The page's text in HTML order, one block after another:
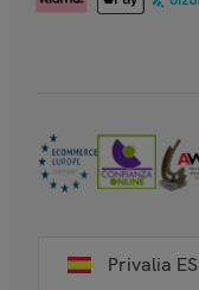
Privalia ES